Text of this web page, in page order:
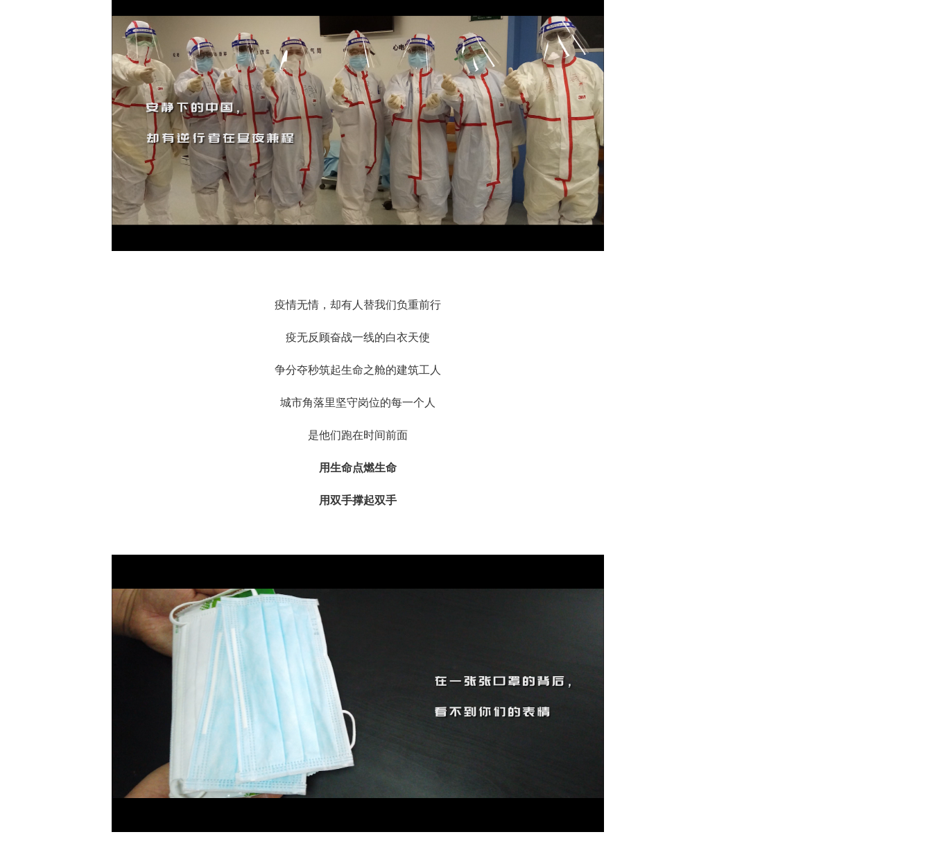
疫情无情，却有人替我们负重前行
疫无反顾奋战一线的白衣天使
争分夺秒筑起生命之舱的建筑工人
城市角落里坚守岗位的每一个人
是他们跑在时间前面
用生命点燃生命
用双手撑起双手